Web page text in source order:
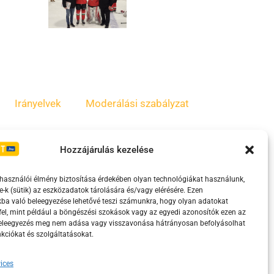
Hozzájárulás kezelése
élmény biztosítása érdekében olyan technológiákat használunk,
k (sütik) az eszközadatok tárolására és/vagy elérésére. Ezen
való beleegyezése lehetővé teszi számunkra, hogy olyan adatokat
mint például a böngészési szokások vagy az egyedi azonosítók ezen az
meg nem adása vagy visszavonása hátrányosan befolyásolhat
és szolgáltatásokat.
Irányelvek Moderálási szabályzat
támogatja.